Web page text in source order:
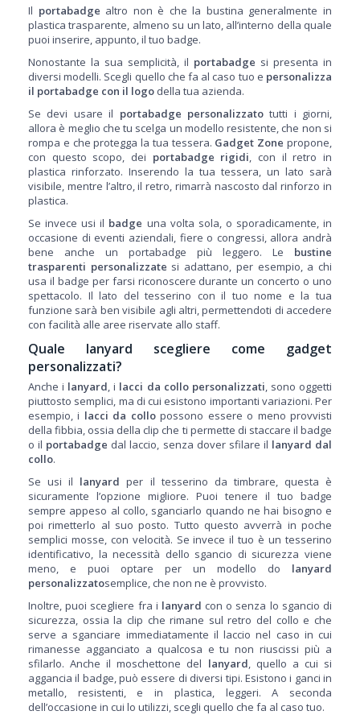
Il portabadge altro non è che la bustina generalmente in
plastica trasparente, almeno su un lato, all’interno della quale
puoi inserire, appunto, il tuo badge.
Nonostante la sua semplicità, il portabadge si presenta in
diversi modelli. Scegli quello che fa al caso tuo e personalizza
il portabadge con il logo della tua azienda.
Se devi usare il portabadge personalizzatotutti i giorni,
allora è meglio che tu scelga un modello resistente, che non si
rompa e che protegga la tua tessera. Gadget Zone propone,
con questo scopo, dei portabadge rigidi, con il retro in
plastica rinforzato. Inserendo la tua tessera, un lato sarà
visibile, mentre l’altro, il retro, rimarrà nascosto dal rinforzo in
plastica.
Se invece usi il badge una volta sola, o sporadicamente, in
occasione di eventi aziendali, fiere o congressi, allora andrà
bene anche un portabadge più leggero. Le bustine
trasparenti personalizzate si adattano, per esempio, a chi
usa il badge per farsi riconoscere durante un concerto o uno
spettacolo. Il lato del tesserino con il tuo nome e la tua
funzione sarà ben visibile agli altri, permettendoti di accedere
con facilità alle aree riservate allo staff.
Quale lanyard scegliere come gadget
personalizzati?
Anche i lanyard, i lacci da collo personalizzati, sono oggetti
piuttosto semplici, ma di cui esistono importanti variazioni. Per
esempio, i lacci da collopossono essere o meno provvisti
della fibbia, ossia della clip che ti permette di staccare il badge
o il portabadge dal laccio, senza dover sfilare il lanyard dal
collo.
Se usi il lanyard per il tesserino da timbrare, questa è
sicuramente l’opzione migliore. Puoi tenere il tuo badge
sempre appeso al collo, sganciarlo quando ne hai bisogno e
poi rimetterlo al suo posto. Tutto questo avverrà in poche
semplici mosse, con velocità. Se invece il tuo è un tesserino
identificativo, la necessità dello sgancio di sicurezza viene
meno, e puoi optare per un modello do lanyard
personalizzatosemplice, che non ne è provvisto.
Inoltre, puoi scegliere fra i lanyard con o senza lo sgancio di
sicurezza, ossia la clip che rimane sul retro del collo e che
serve a sganciare immediatamente il laccio nel caso in cui
rimanesse agganciato a qualcosa e tu non riuscissi più a
sfilarlo. Anche il moschettone del lanyard, quello a cui si
aggancia il badge, può essere di diversi tipi. Esistono i ganci in
metallo, resistenti, e in plastica, leggeri. A seconda
dell’occasione in cui lo utilizzi, scegli quello che fa al caso tuo.